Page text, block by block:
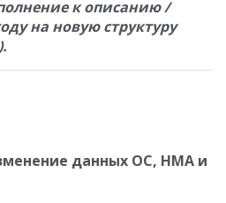
к описанию /
на новую структуру
данных ОС, НМА и